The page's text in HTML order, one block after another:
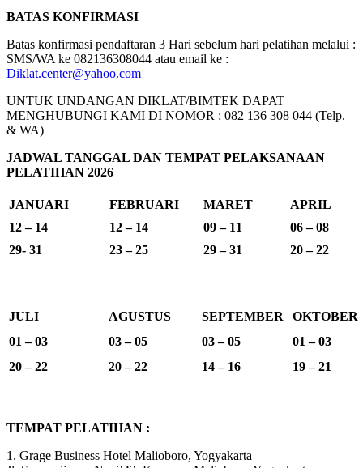
BATAS KONFIRMASI
Batas konfirmasi pendaftaran 3 Hari sebelum hari pelatihan melalui :
SMS/WA ke 082136308044 atau email ke :
Diklat.center@yahoo.com
UNTUK UNDANGAN DIKLAT/BIMTEK DAPAT
MENGHUBUNGI KAMI DI NOMOR : 082 136 308 044 (Telp.
& WA)
JADWAL TANGGAL DAN TEMPAT PELAKSANAAN
PELATIHAN 2026
JANUARI FEBRUARI MARET
APRIL
12 – 14
12 – 14 09 – 11
06 – 08
29- 31
23 – 25 29 – 31 20 – 22
JULI AGUSTUS SEPTEMBER
OKTOBER
01 – 03
03 – 05 03 – 05
01 – 03
20 – 22
20 – 22 14 – 16 19 – 21
TEMPAT PELATIHAN :
1. Grage Business Hotel Malioboro, Yogyakarta